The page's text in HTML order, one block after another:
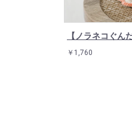
【ノラネコぐん
￥1,760